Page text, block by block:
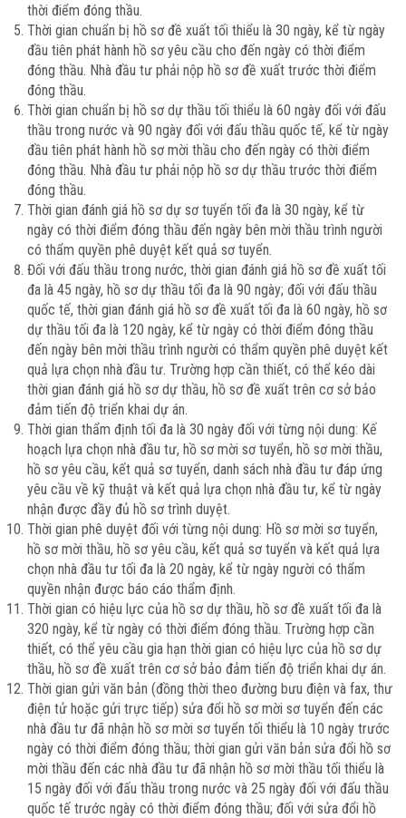
thời điểm đóng thầu.
Thời gian chuẩn bị hồ sơ đề xuất tối thiểu là 30 ngày, kể từ ngày
đầu tiên phát hành hồ sơ yêu cầu cho đến ngày có thời điểm
đóng thầu. Nhà đầu tư phải nộp hồ sơ đề xuất trước thời điểm
đóng thầu.
Thời gian chuẩn bị hồ sơ dự thầu tối thiểu là 60 ngày đối với đấu
thầu trong nước và 90 ngày đối với đấu thầu quốc tế, kể từ ngày
đầu tiên phát hành hồ sơ mời thầu cho đến ngày có thời điểm
đóng thầu. Nhà đầu tư phải nộp hồ sơ dự thầu trước thời điểm
đóng thầu.
Thời gian đánh giá hồ sơ dự sơ tuyển tối đa là 30 ngày, kể từ
ngày có thời điểm đóng thầu đến ngày bên mời thầu trình người
có thẩm quyền phê duyệt kết quả sơ tuyển.
Đối với đấu thầu trong nước, thời gian đánh giá hồ sơ đề xuất tối
đa là 45 ngày, hồ sơ dự thầu tối đa là 90 ngày; đối với đấu thầu
quốc tế, thời gian đánh giá hồ sơ đề xuất tối đa là 60 ngày, hồ sơ
dự thầu tối đa là 120 ngày, kể từ ngày có thời điểm đóng thầu
đến ngày bên mời thầu trình người có thẩm quyền phê duyệt kết
quả lựa chọn nhà đầu tư. Trường hợp cần thiết, có thể kéo dài
thời gian đánh giá hồ sơ dự thầu, hồ sơ đề xuất trên cơ sở bảo
đảm tiến độ triển khai dự án.
Thời gian thẩm định tối đa là 30 ngày đối với từng nội dung: Kế
hoạch lựa chọn nhà đầu tư, hồ sơ mời sơ tuyển, hồ sơ mời thầu,
hồ sơ yêu cầu, kết quả sơ tuyển, danh sách nhà đầu tư đáp ứng
yêu cầu về kỹ thuật và kết quả lựa chọn nhà đầu tư, kể từ ngày
nhận được đầy đủ hồ sơ trình duyệt.
Thời gian phê duyệt đối với từng nội dung: Hồ sơ mời sơ tuyển,
hồ sơ mời thầu, hồ sơ yêu cầu, kết quả sơ tuyển và kết quả lựa
chọn nhà đầu tư tối đa là 20 ngày, kể từ ngày người có thẩm
quyền nhận được báo cáo thẩm định.
Thời gian có hiệu lực của hồ sơ dự thầu, hồ sơ đề xuất tối đa là
320 ngày, kể từ ngày có thời điểm đóng thầu. Trường hợp cần
thiết, có thể yêu cầu gia hạn thời gian có hiệu lực của hồ sơ dự
thầu, hồ sơ đề xuất trên cơ sở bảo đảm tiến độ triển khai dự án.
Thời gian gửi văn bản (đồng thời theo đường bưu điện và fax, thư
điện tử hoặc gửi trực tiếp) sửa đổi hồ sơ mời sơ tuyển đến các
nhà đầu tư đã nhận hồ sơ mời sơ tuyển tối thiểu là 10 ngày trước
ngày có thời điểm đóng thầu; thời gian gửi văn bản sửa đổi hồ sơ
mời thầu đến các nhà đầu tư đã nhận hồ sơ mời thầu tối thiểu là
15 ngày đối với đấu thầu trong nước và 25 ngày đối với đấu thầu
quốc tế trước ngày có thời điểm đóng thầu; đối với sửa đổi hồ